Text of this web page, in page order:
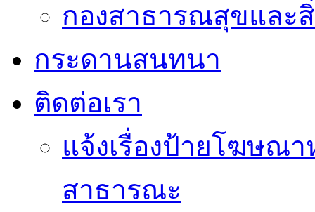
กองสาธารณสุขและ
กระดานสนทนา
ติดต่อเรา
แจ้งเรื่องป้ายโฆษณ
สาธารณะ